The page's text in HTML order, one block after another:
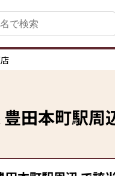
豊田本町駅周